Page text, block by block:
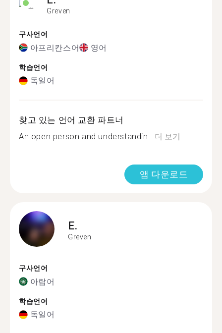
Greven
구사언어
아프리칸스어 영어
학습언어
독일어
찾고 있는 언어 교환 파트너
An open person and understandin...더 보기
앱 다운로드
E.
Greven
구사언어
아랍어
학습언어
독일어